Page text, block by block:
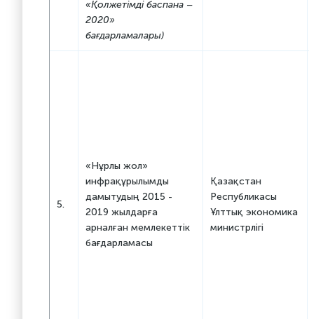
«Қолжетімді баспана –
2020»
бағдарламалары)
5.
«Нұрлы жол»
инфрақұрылымды
дамытудың 2015 -
2019 жылдарға
арналған мемлекеттік
бағдарламасы
Қазақстан
Республикасы
Ұлттық экономика
министрлігі